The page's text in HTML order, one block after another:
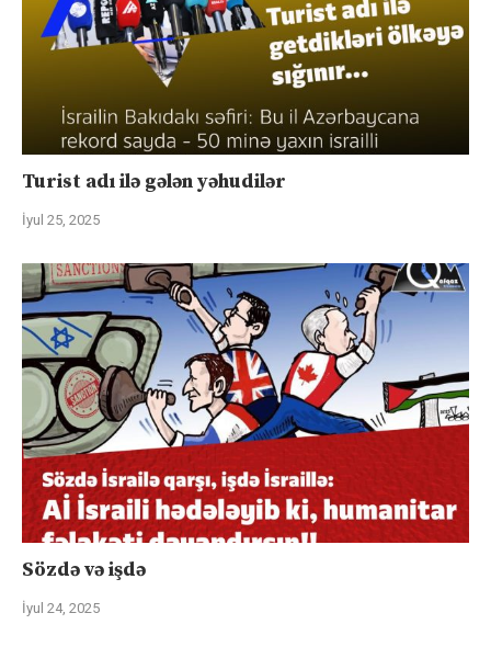
Turist adı ilə gələn yəhudilər
İyul 25, 2025
Sözdə və işdə
İyul 24, 2025